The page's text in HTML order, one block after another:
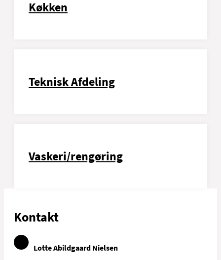
Køkken
Teknisk Afdeling
Vaskeri/rengøring
Kontakt
Lotte Abildgaard Nielsen